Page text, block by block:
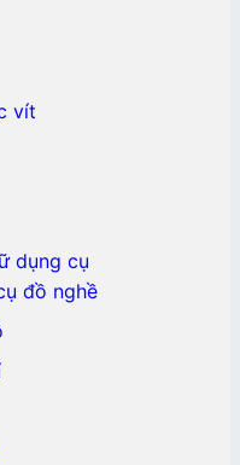
vít
dụng cụ
đồ nghề